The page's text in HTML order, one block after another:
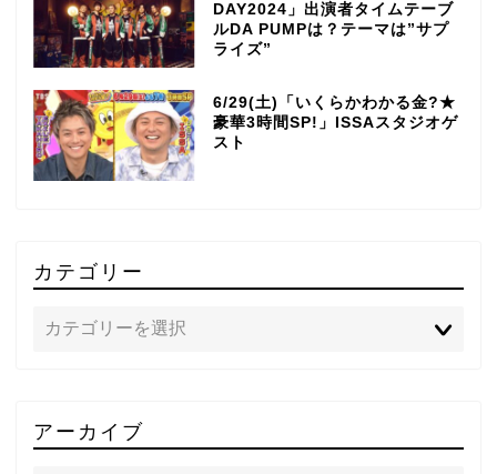
DAY2024」出演者タイムテーブ
ルDA PUMPは？テーマは”サプ
ライズ”
6/29(土)「いくらかわかる金?★
豪華3時間SP!」ISSAスタジオゲ
スト
カテゴリー
アーカイブ
ラジオ